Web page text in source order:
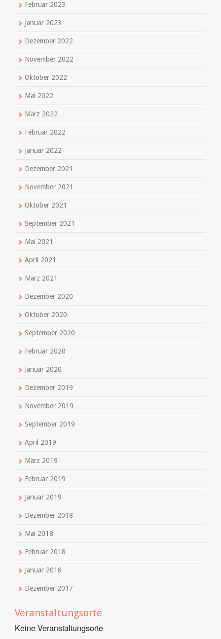
Februar 2023
Januar 2023
Dezember 2022
November 2022
Oktober 2022
Mai 2022
März 2022
Februar 2022
Januar 2022
Dezember 2021
November 2021
Oktober 2021
September 2021
Mai 2021
April 2021
März 2021
Dezember 2020
Oktober 2020
September 2020
Februar 2020
Januar 2020
Dezember 2019
November 2019
September 2019
April 2019
März 2019
Februar 2019
Januar 2019
Dezember 2018
Mai 2018
Februar 2018
Januar 2018
Dezember 2017
Veranstaltungsorte
Keine Veranstaltungsorte